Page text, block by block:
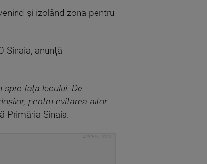
şi izolând zona pentru
Sinaia, anunţă
spre faţa locului. De
pentru evitarea altor
Primăria Sinaia.